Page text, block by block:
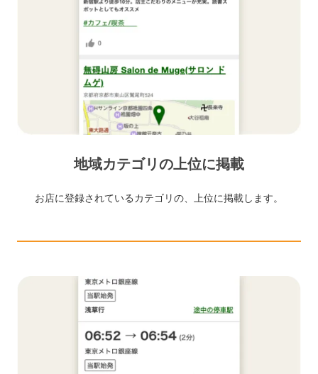
地域カテゴリの上位に掲載
お店に登録されているカテゴリの、上位に掲載します。